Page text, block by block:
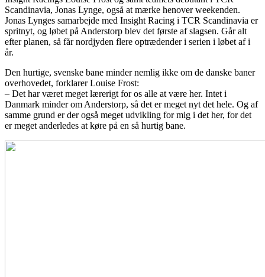
Scandinavia, Jonas Lynge, også at mærke henover weekenden.
Jonas Lynges samarbejde med Insight Racing i TCR Scandinavia er
spritnyt, og løbet på Anderstorp blev det første af slagsen. Går alt
efter planen, så får nordjyden flere optrædender i serien i løbet af i
år.
Den hurtige, svenske bane minder nemlig ikke om de danske baner
overhovedet, forklarer Louise Frost:
– Det har været meget lærerigt for os alle at være her. Intet i
Danmark minder om Anderstorp, så det er meget nyt det hele. Og af
samme grund er der også meget udvikling for mig i det her, for det
er meget anderledes at køre på en så hurtig bane.